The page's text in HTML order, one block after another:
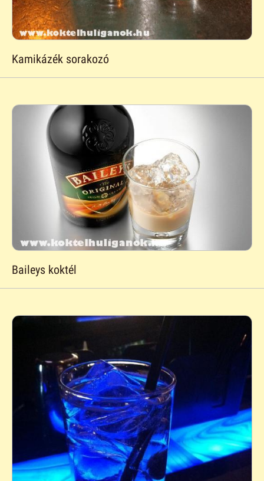
Kamikázék sorakozó
Baileys koktél